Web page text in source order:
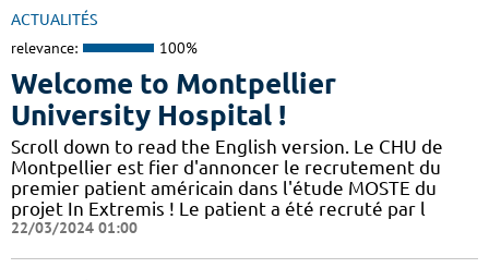
ACTUALITÉS
relevance: 100%
Welcome to Montpellier
University Hospital !
Scroll down to read the English version. Le CHU de
Montpellier est fier d'annoncer le recrutement du
premier patient américain dans l'étude MOSTE du
projet In Extremis ! Le patient a été recruté par l
22/03/2024 01:00